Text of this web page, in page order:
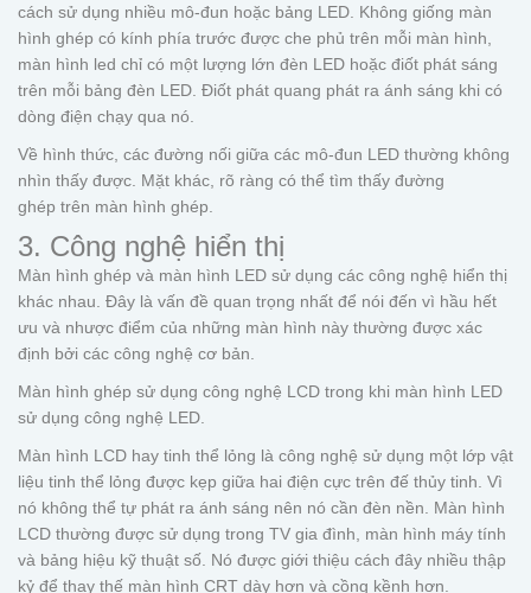
cách sử dụng nhiều mô-đun hoặc bảng LED. Không giống màn
hình ghép có kính phía trước được che phủ trên mỗi màn hình,
màn hình led chỉ có một lượng lớn đèn LED hoặc điốt phát sáng
trên mỗi bảng đèn LED. Điốt phát quang phát ra ánh sáng khi có
dòng điện chạy qua nó.
Về hình thức, các đường nối giữa các mô-đun LED thường không
nhìn thấy được. Mặt khác, rõ ràng có thể tìm thấy đường
ghép trên màn hình ghép.
3. Công nghệ hiển thị
Màn hình ghép và màn hình LED sử dụng các công nghệ hiển thị
khác nhau. Đây là vấn đề quan trọng nhất để nói đến vì hầu hết
ưu và nhược điểm của những màn hình này thường được xác
định bởi các công nghệ cơ bản.
Màn hình ghép sử dụng công nghệ LCD trong khi màn hình LED
sử dụng công nghệ LED.
Màn hình LCD hay tinh thể lỏng là công nghệ sử dụng một lớp vật
liệu tinh thể lỏng được kẹp giữa hai điện cực trên đế thủy tinh. Vì
nó không thể tự phát ra ánh sáng nên nó cần đèn nền. Màn hình
LCD thường được sử dụng trong TV gia đình, màn hình máy tính
và bảng hiệu kỹ thuật số. Nó được giới thiệu cách đây nhiều thập
kỷ để thay thế màn hình CRT dày hơn và cồng kềnh hơn.